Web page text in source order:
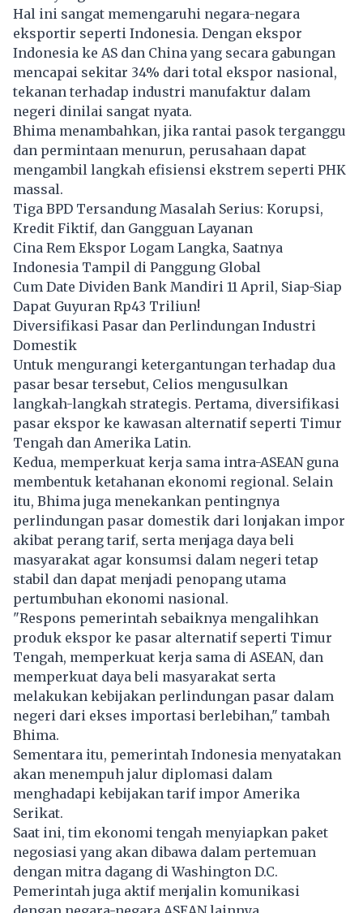
Hal ini sangat memengaruhi negara-negara
eksportir seperti Indonesia. Dengan ekspor
Indonesia ke AS dan China yang secara gabungan
mencapai sekitar 34% dari total ekspor nasional,
tekanan terhadap industri manufaktur dalam
negeri dinilai sangat nyata.
Bhima menambahkan, jika rantai pasok terganggu
dan permintaan menurun, perusahaan dapat
mengambil langkah efisiensi ekstrem seperti PHK
massal.
Tiga BPD Tersandung Masalah Serius: Korupsi,
Kredit Fiktif, dan Gangguan Layanan
Cina Rem Ekspor Logam Langka, Saatnya
Indonesia Tampil di Panggung Global
Cum Date Dividen Bank Mandiri 11 April, Siap-Siap
Dapat Guyuran Rp43 Triliun!
Diversifikasi Pasar dan Perlindungan Industri
Domestik
Untuk mengurangi ketergantungan terhadap dua
pasar besar tersebut, Celios mengusulkan
langkah-langkah strategis. Pertama, diversifikasi
pasar ekspor ke kawasan alternatif seperti Timur
Tengah dan Amerika Latin.
Kedua, memperkuat kerja sama intra-ASEAN guna
membentuk ketahanan ekonomi regional. Selain
itu, Bhima juga menekankan pentingnya
perlindungan pasar domestik dari lonjakan impor
akibat perang tarif, serta menjaga daya beli
masyarakat agar konsumsi dalam negeri tetap
stabil dan dapat menjadi penopang utama
pertumbuhan ekonomi nasional.
"Respons pemerintah sebaiknya mengalihkan
produk ekspor ke pasar alternatif seperti Timur
Tengah, memperkuat kerja sama di ASEAN, dan
memperkuat daya beli masyarakat serta
melakukan kebijakan perlindungan pasar dalam
negeri dari ekses importasi berlebihan," tambah
Bhima.
Sementara itu, pemerintah Indonesia menyatakan
akan menempuh jalur diplomasi dalam
menghadapi kebijakan tarif impor Amerika
Serikat.
Saat ini, tim ekonomi tengah menyiapkan paket
negosiasi yang akan dibawa dalam pertemuan
dengan mitra dagang di Washington D.C.
Pemerintah juga aktif menjalin komunikasi